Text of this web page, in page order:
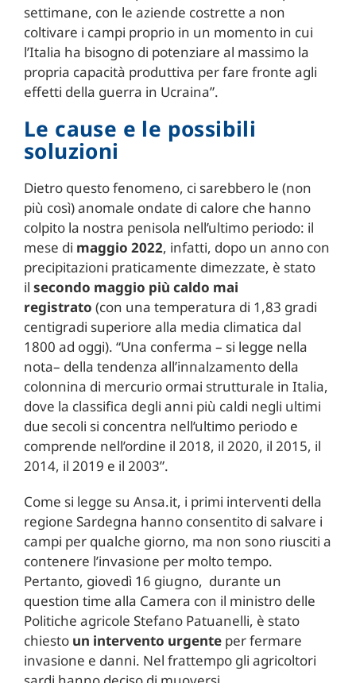
settimane, con le aziende costrette a non
coltivare i campi proprio in un momento in cui
l’Italia ha bisogno di potenziare al massimo la
propria capacità produttiva per fare fronte agli
effetti della guerra in Ucraina”.
Le cause e le possibili
soluzioni
Dietro questo fenomeno, ci sarebbero le (non
più così) anomale ondate di calore che hanno
colpito la nostra penisola nell’ultimo periodo: il
mese di maggio 2022, infatti, dopo un anno con
precipitazioni praticamente dimezzate, è stato
il secondo maggio più caldo mai
registrato (con una temperatura di 1,83 gradi
centigradi superiore alla media climatica dal
1800 ad oggi). “Una conferma – si legge nella
nota– della tendenza all’innalzamento della
colonnina di mercurio ormai strutturale in Italia,
dove la classifica degli anni più caldi negli ultimi
due secoli si concentra nell’ultimo periodo e
comprende nell’ordine il 2018, il 2020, il 2015, il
2014, il 2019 e il 2003”.
Come si legge su Ansa.it, i primi interventi della
regione Sardegna hanno consentito di salvare i
campi per qualche giorno, ma non sono riusciti a
contenere l’invasione per molto tempo.
Pertanto, giovedì 16 giugno, durante un
question time alla Camera con il ministro delle
Politiche agricole Stefano Patuanelli, è stato
chiesto un intervento urgenteper fermare
invasione e danni. Nel frattempo gli agricoltori